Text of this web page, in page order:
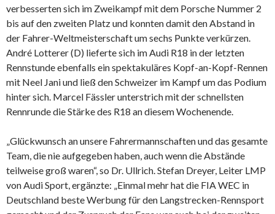
verbesserten sich im Zweikampf mit dem Porsche Nummer 2
bis auf den zweiten Platz und konnten damit den Abstand in
der Fahrer-Weltmeisterschaft um sechs Punkte verkürzen.
André Lotterer (D) lieferte sich im Audi R18 in der letzten
Rennstunde ebenfalls ein spektakuläres Kopf-an-Kopf-Rennen
mit Neel Jani und ließ den Schweizer im Kampf um das Podium
hinter sich. Marcel Fässler unterstrich mit der schnellsten
Rennrunde die Stärke des R18 an diesem Wochenende.
„Glückwunsch an unsere Fahrermannschaften und das gesamte
Team, die nie aufgegeben haben, auch wenn die Abstände
teilweise groß waren“, so Dr. Ullrich. Stefan Dreyer, Leiter LMP
von Audi Sport, ergänzte: „Einmal mehr hat die FIA WEC in
Deutschland beste Werbung für den Langstrecken-Rennsport